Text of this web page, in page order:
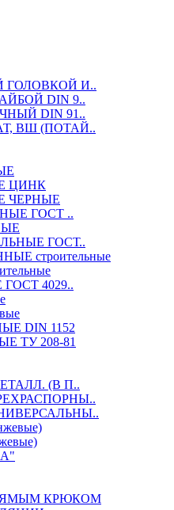
ГОЛОВКОЙ И..
DIN 9..
DIN 91..
ВШ (ПОТАЙ..
ЦИНК
ЧЕРНЫЕ
ГОСТ ..
ГОСТ..
строительные
4029..
DIN 1152
ТУ 208-81
(В П..
КРЮКОМ